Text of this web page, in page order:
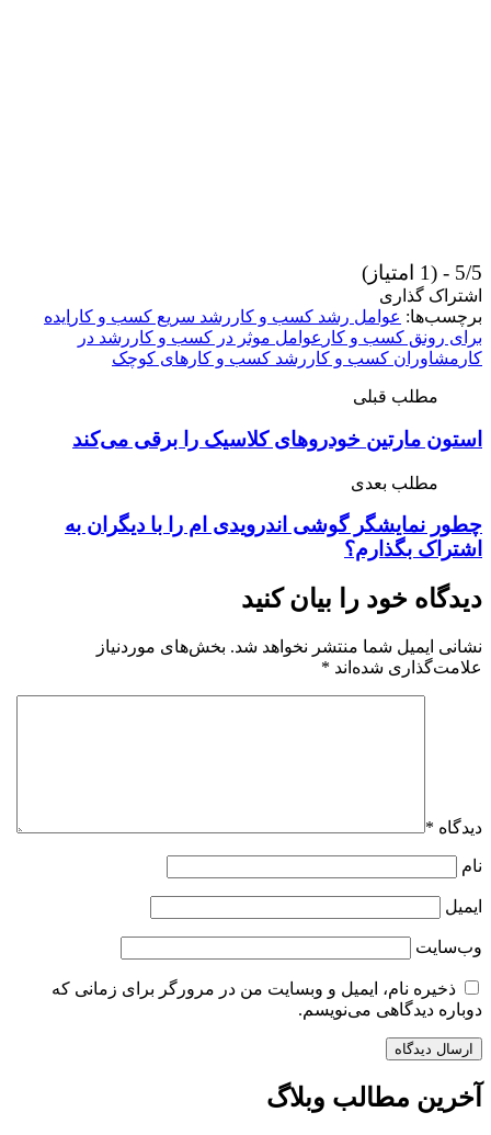
5/5 - (1 امتیاز)
اشتراک گذاری
برچسب‌ها: عوامل رشد کسب و کار رشد سریع کسب و کار ایده
برای رونق کسب و کار عوامل موثر در کسب و کار رشد در
کار مشاوران کسب و کار رشد کسب و کارهای کوچک
مطلب قبلی
استون مارتین خودروهای کلاسیک را برقی می‌کند
مطلب بعدی
چطور نمایشگر گوشی اندرویدی ام را با دیگران به
اشتراک بگذارم؟
دیدگاه خود را بیان کنید
نشانی ایمیل شما منتشر نخواهد شد. بخش‌های موردنیاز
علامت‌گذاری شده‌اند *
دیدگاه *
نام
ایمیل
وب‌سایت
ذخیره نام، ایمیل و وبسایت من در مرورگر برای زمانی که
دوباره دیدگاهی می‌نویسم.
آخرین مطالب وبلاگ